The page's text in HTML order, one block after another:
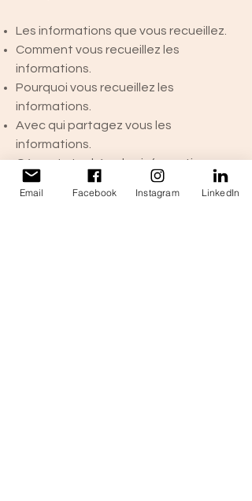
Les informations que vous recueillez.
Comment vous recueillez les
informations.
Pourquoi vous recueillez les
informations.
Avec qui partagez vous les
informations.
Où sont stockées les informations.
Combien de temps sont conservées
les informations.
Email Facebook Instagram LinkedIn